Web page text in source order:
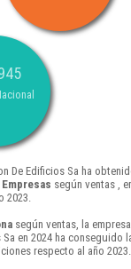
De Edificios Sa ha
según ventas ,
2023.
según ventas, la
en 2024 ha conseguido
respecto al año 2023.